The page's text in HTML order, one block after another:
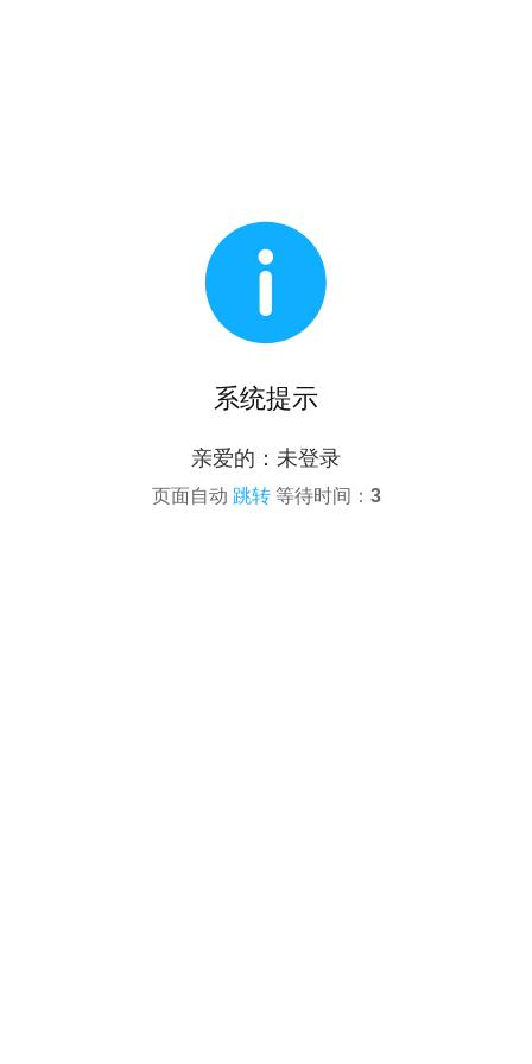

系统提示
亲爱的：未登录
页面自动 跳转等待时间： 3